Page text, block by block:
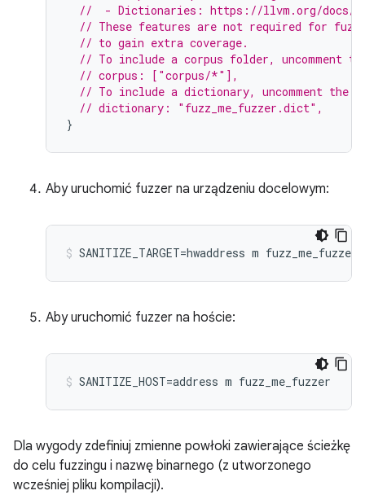
//  - Dictionaries: https://llvm.org/docs/
// These features are not required for
// to gain extra coverage.
// To include a corpus folder, uncomment
// corpus: ["corpus/*"],
// To include a dictionary, uncomment the
// dictionary: "fuzz_me_fuzzer.dict",
}
Aby uruchomić fuzzer na urządzeniu docelowym:
Aby uruchomić fuzzer na hoście:
Dla wygody zdefiniuj zmienne powłoki zawierające ścieżkę
do celu fuzzingu i nazwę binarnego (z utworzonego
wcześniej pliku kompilacji).